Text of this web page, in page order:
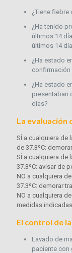
¿Tiene
¿Ha tenido
últimos 14
últimos 14
¿Ha estado
conﬁrmación
¿Ha estado
presentaban
días?
La evaluación
SÍ a cualquiera de
de 37.3ºC:
SÍ a cualquiera de
37.3ºC: avisar de
NO a cualquiera
37.3ºC: demorar
NO a cualquiera
medidas indicadas.
El control de
Lavado de
paciente con